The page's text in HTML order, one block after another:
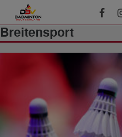
Breitensport